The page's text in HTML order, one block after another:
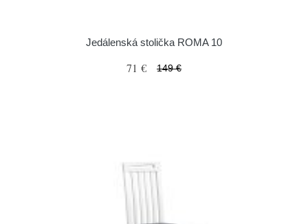
Jedálenská stolička ROMA 10
71 € 149 €